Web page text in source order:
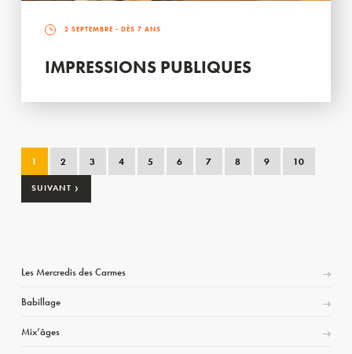
2 SEPTEMBRE - DÈS 7 ANS
IMPRESSIONS PUBLIQUES
1 2 3 4 5 6 7 8 9 10
SUIVANT ›
Les Mercredis des Carmes
Babillage
Mix’âges